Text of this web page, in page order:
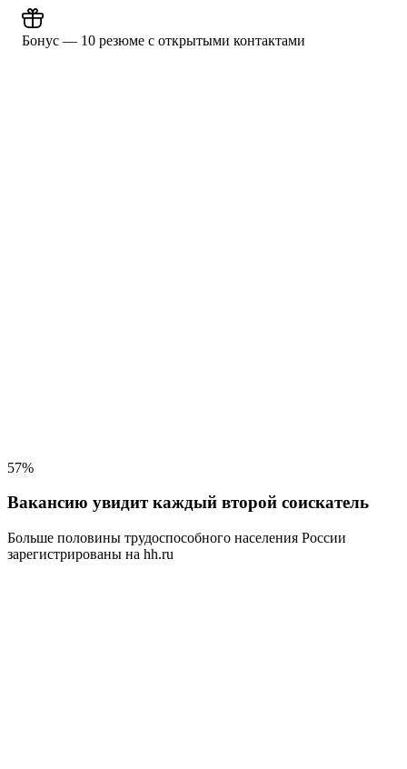
Бонус — 10 резюме с открытыми контактами
57%
Вакансию увидит каждый второй соискатель
Больше половины трудоспособного населения России
зарегистрированы на hh.ru